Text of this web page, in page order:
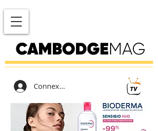
Connexion